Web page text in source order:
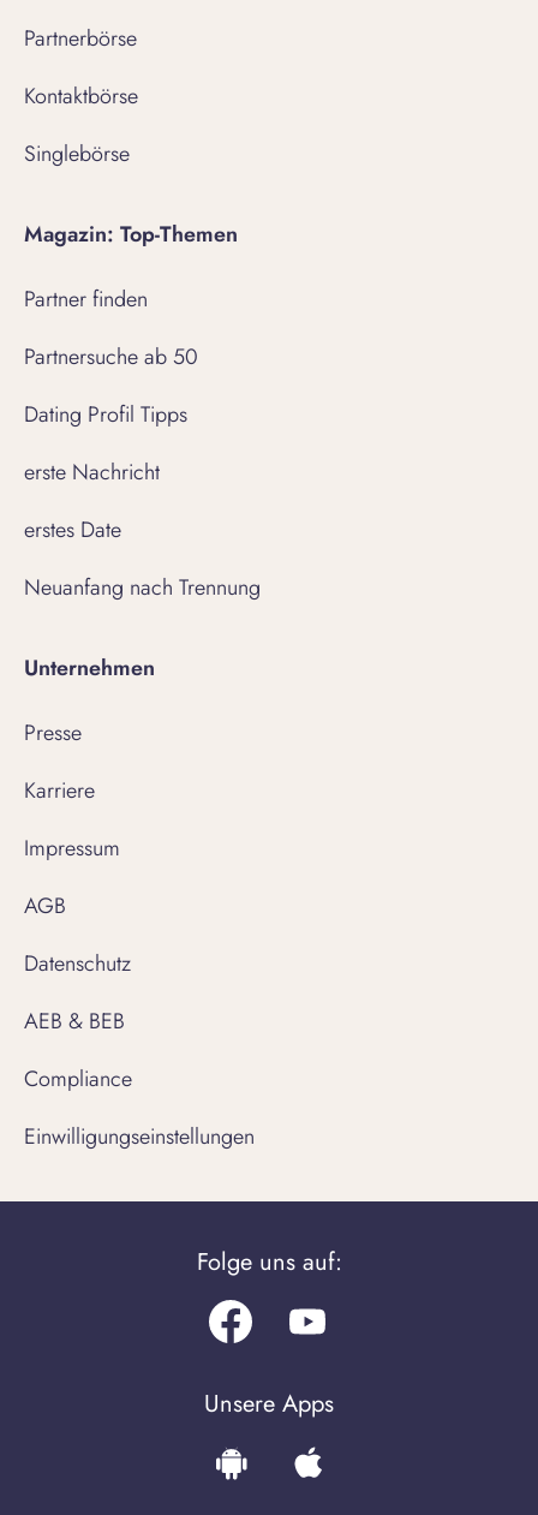
Partnerbörse
Kontaktbörse
Singlebörse
Magazin: Top-Themen
Partner finden
Partnersuche ab 50
Dating Profil Tipps
erste Nachricht
erstes Date
Neuanfang nach Trennung
Unternehmen
Presse
Karriere
Impressum
AGB
Datenschutz
AEB & BEB
Compliance
Einwilligungseinstellungen
Folge uns auf:
FacebookYoutube.com
Unsere Apps
DownloadDownload